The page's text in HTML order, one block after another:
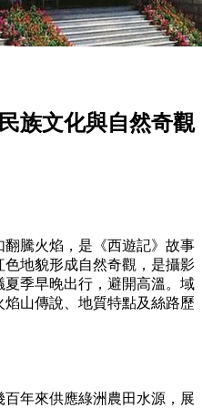
族文化與自然奇觀
騰火焰，是《西遊記》故事
地貌形成自然奇觀，是攝影
季早晚出行，避開高溫。域
山傳說、地質特點及絲路歷
年來供應綠洲農田水源，展